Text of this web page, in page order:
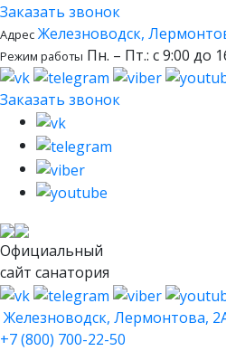
Заказать звонок
Адрес Железноводск,
Режим работы Пн. – Пт.: с 9:00 до
Заказать звонок
Официальный
сайт санатория
Железноводск, Лермонтова,
+7 (800) 700-22-50